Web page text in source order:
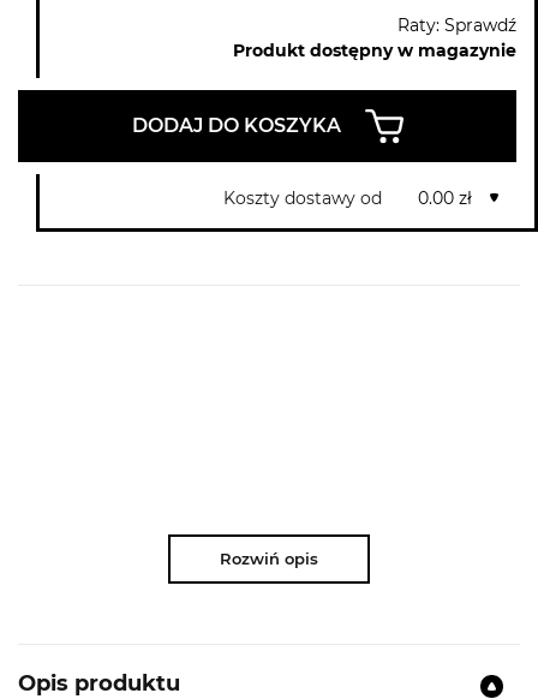
Raty: Sprawdź
Produkt dostępny w magazynie
DODAJ DO KOSZYKA
Koszty dostawy od 0.00 zł
Rozwiń opis
Opis produktu